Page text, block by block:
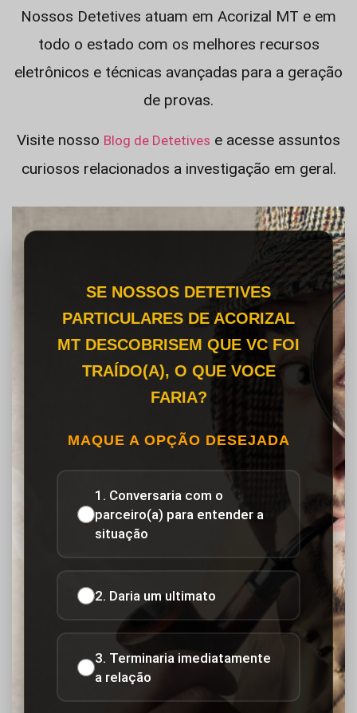
Nossos Detetives atuam em Acorizal MT e em
todo o estado com os melhores recursos
eletrônicos e técnicas avançadas para a geração
de provas.
Visite nosso Blog de Detetives e acesse assuntos
curiosos relacionados a investigação em geral.
SE NOSSOS DETETIVES
PARTICULARES DE ACORIZAL
MT DESCOBRISEM QUE VC FOI
TRAÍDO(A), O QUE VOCE
FARIA?
MAQUE A OPÇÃO DESEJADA
1. Conversaria com o
parceiro(a) para entender a
situação
2. Daria um ultimato
3. Terminaria imediatamente
a relação